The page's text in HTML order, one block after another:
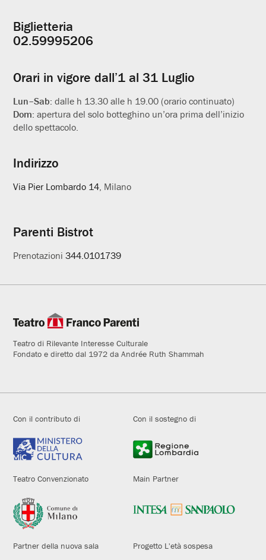
Informazioni
utili
Biglietteria
02.59995206
Orari in vigore dall’1 al 31 Luglio
Lun–Sab:dalle h 13.30 alle h 19.00 (orario continuato)
Dom:apertura del solo botteghino un’ora prima dell’inizio
dello spettacolo.
Indirizzo
Via Pier Lombardo 14 , Milano
Parenti Bistrot
Prenotazioni344.0101739
Teatro di Rilevante Interesse Culturale
Fondato e diretto dal 1972 da Andrée Ruth Shammah
Con il contributo di Con il sostegno di
Teatro Convenzionato Main Partner
Partner della nuova sala Progetto L'età sospesa